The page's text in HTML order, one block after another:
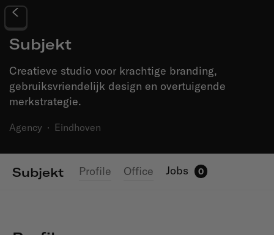
Subjekt
Creatieve studio voor krachtige branding,
gebruiksvriendelijk design en overtuigende
merkstrategie.
Agency · Eindhoven
Subjekt Profile Office Jobs 0